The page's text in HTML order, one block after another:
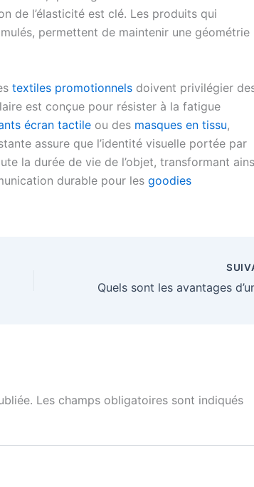
de l’élasticité est clé. Les produits qui
permettent de maintenir une géométrie
textiles promotionnels doivent privilégier
est conçue pour résister à la fatigue
écran tactile ou des masques en tissu,
assure que l’identité visuelle portée par
la durée de vie de l’objet, transformant
durable pour les goodies
Les champs obligatoires sont indiqués